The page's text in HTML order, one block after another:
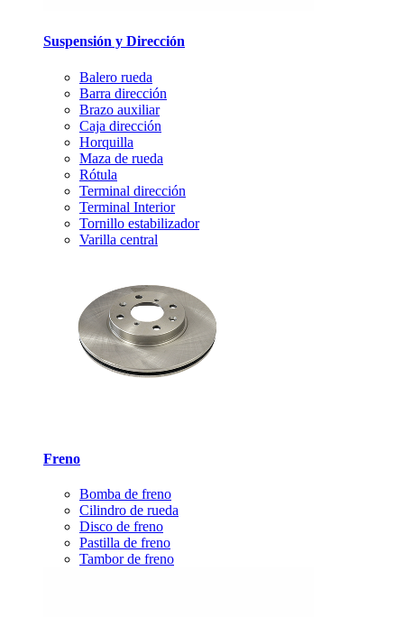
Suspensión y Dirección
Balero rueda
Barra dirección
Brazo auxiliar
Caja dirección
Horquilla
Maza de rueda
Rótula
Terminal dirección
Terminal Interior
Tornillo estabilizador
Varilla central
Freno
Bomba de freno
Cilindro de rueda
Disco de freno
Pastilla de freno
Tambor de freno